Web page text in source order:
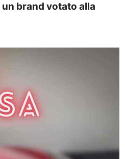
un brand votato alla